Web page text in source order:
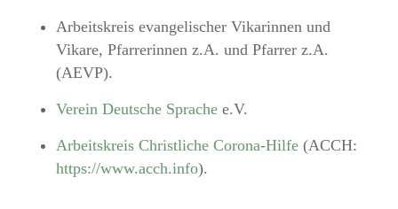
Arbeitskreis evangelischer Vikarinnen und
Vikare, Pfarrerinnen z.A. und Pfarrer z.A.
(AEVP).
Verein Deutsche Sprachee.V.
Arbeitskreis Christliche Corona-Hilfe(ACCH:
https://www.acch.info).